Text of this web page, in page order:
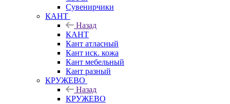
Сувенирчики
КАНТ
Назад
КАНТ
Кант атласный
Кант иск. кожа
Кант мебельный
Кант разный
КРУЖЕВО
Назад
КРУЖЕВО